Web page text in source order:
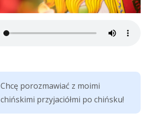
Chcę porozmawiać z moimi
chińskimi przyjaciółmi po chińsku!